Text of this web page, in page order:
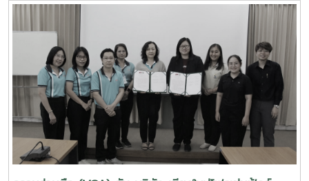
University.The visit aimed to strengthen academic
collaboration and explore future opportunities for
student exchange programs between the two
institutions.During the meeting, participants viewed
institutional introduction videos of Maejo University
and the Faculty of Engineering and Agro-Industry,
followed by discussions on academic cooperation,
research collaboration, and student exchange programs
at both undergraduate and graduate levels.Professor
Ken’ichi Yano delivered a keynote presentation on
ใหม่เมือง และถ่ายทอดประสบการณ์ในการมีส่วนร่วมจัดตั้งคณะฯ
ในช่วงที่ดำรงตำแหน่งผู้บริหารมหาวิทยาลัย สะท้อนถึงความมุ่งมั่น
และรากฐานสำคัญของการพัฒนาคณะจนถึงปัจจุบันนอกจากนี้
รองศาสตราจารย์ กิตติพงษ์ วุฒิจำนงค์ ตัวแทนผู้อาวุโส ได้ให้
โอวาทแก่บุคลากรรุ่นปัจจุบัน โดยเน้นย้ำถึงความตั้งใจในการ
ทำงาน ความรับผิดชอบต่อหน้าที่ และการร่วมกันพัฒนาองค์กรให้
ก้าวหน้าอย่างยั่งยืนในโอกาสนี้ ผู้ช่วยศาสตราจารย์ ดร.กาญจนา
นาคประสม คณบดีคณะวิศวกรรมและอุตสาหกรรมเกษตร เป็นผู้
แทนกล่าวขอขมาและขอพรจากผู้อาวุโส ก่อนที่คณาจารย์และ
บุคลากรจะร่วมกันประเคนของดำหัว เพื่อแสดงความเคารพและ